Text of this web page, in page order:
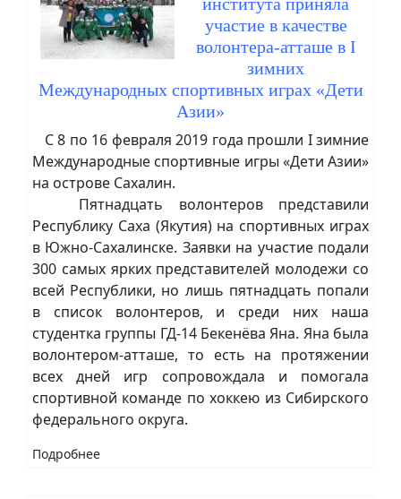
участие в качестве
волонтера-атташе в I
зимних
Международных спортивных играх «Дети
Азии»
С 8 по 16 февраля 2019 года прошли I зимние
Международные спортивные игры «Дети Азии»
на острове Сахалин.
Пятнадцать волонтеров представили
Республику Саха (Якутия) на спортивных играх
в Южно-Сахалинске. Заявки на участие подали
300 самых ярких представителей молодежи со
всей Республики, но лишь пятнадцать попали
в список волонтеров, и среди них наша
студентка группы ГД-14 Бекенёва Яна. Яна была
волонтером-атташе, то есть на протяжении
всех дней игр сопровождала и помогала
спортивной команде по хоккею из Сибирского
федерального округа.
Подробнее